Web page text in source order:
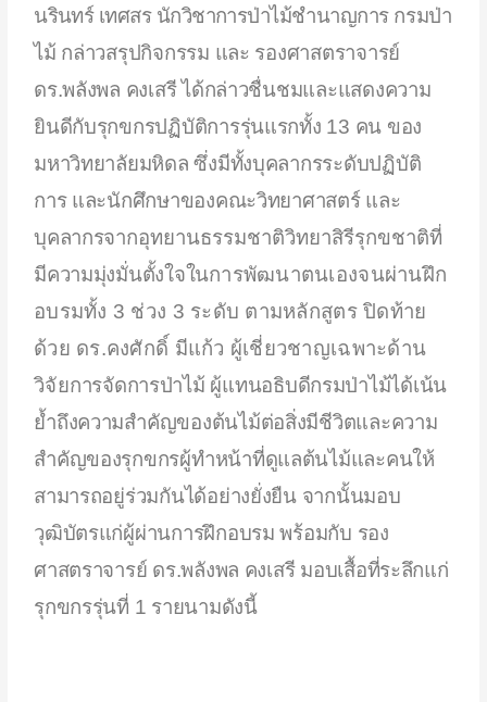
นรินทร์ เทศสร นักวิชาการป่าไม้ชำนาญการกรมป่า
ไม้ กล่าวสรุปกิจกรรม และ รองศาสตราจารย์
ดร.พลังพล คงเสรี ได้กล่าวชื่นชมและแสดงความ
ยินดีกับรุกขกรปฏิบัติการรุ่นแรกทั้ง 13 คน ของ
มหาวิทยาลัยมหิดล ซึ่งมีทั้งบุคลากรระดับปฏิบัติ
การ และนักศึกษาของคณะวิทยาศาสตร์ และ
บุคลากรจากอุทยานธรรมชาติวิทยาสิรีรุกขชาติที่
มีความมุ่งมั่นตั้งใจในการพัฒนาตนเองจนผ่านฝึก
อบรมทั้ง 3 ช่วง 3 ระดับ ตามหลักสูตรปิดท้าย
ด้วย ดร.คงศักดิ์ มีแก้ว ผู้เชี่ยวชาญเฉพาะด้าน
วิจัยการจัดการป่าไม้ ผู้แทนอธิบดีกรมป่าไม้ได้เน้น
ย้ำถึงความสำคัญของต้นไม้ต่อสิ่งมีชีวิตและความ
สำคัญของรุกขกรผู้ทำหน้าที่ดูแลต้นไม้และคนให้
สามารถอยู่ร่วมกันได้อย่างยั่งยืน จากนั้นมอบ
วุฒิบัตรแก่ผู้ผ่านการฝึกอบรม พร้อมกับ รอง
ศาสตราจารย์ ดร.พลังพล คงเสรี มอบเสื้อที่ระลึกแก่
รุกขกรรุ่นที่ 1 รายนามดังนี้